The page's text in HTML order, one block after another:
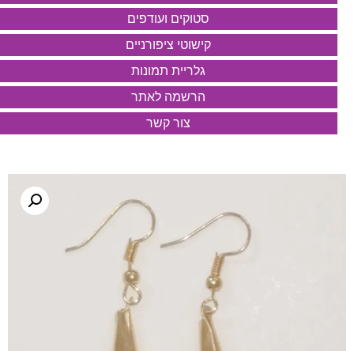
סטוקים ועודפים
קישוטי ציפורניים
גלריית תמונות
הרשמה לאתר
צור קשר